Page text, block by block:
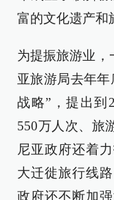
富的文化遗产和
为提振旅游业，
亚旅游局去年
战略”，提出到
550万人次、旅
尼亚政府还着
大迁徙旅行线
政府还不断加